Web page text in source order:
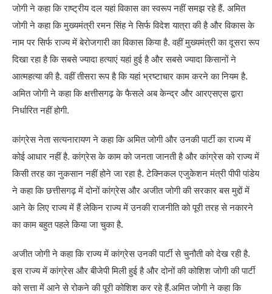
जोगी ने कहा कि राष्ट्रीय दल यहां विकास का स्वरूप नहीं समझ रहे हैं. अमित
जोगी ने कहा कि मुख्यमंत्री रमन सिंह ने सिर्फ विदेश यात्रा की है और विकास के
नाम पर सिर्फ राज्य में बेरोजगारी का विकास किया है. वहीं मुख्यमंत्री का दूसरा रूप
दिखा रहा है कि सबसे ज्यादा हत्याएं यहां हुई है और सबसे ज्यादा किसानों ने
आत्महत्या की है. वहीं तीसरा रूप है कि यहां भ्रष्टाचार काम करने का नियम है.
अमित जोगी ने कहा कि क्षत्तीसगढ़ के फैसले अब केन्द्र और आरएसएस द्वारा
निर्धारित नहीं होगी.
कांग्रेस नेता सत्यनारायण ने कहा कि अमित जोगी और उनकी पार्टी का राज्य में
कोई आधार नहीं है. कांग्रेस के काम को जनता जानती है और कांग्रेस को राज्य में
किसी तरह का नुकसान नहीं होने जा रहा है. टेक्निकल एजुकेशन मंत्री पीपी पांडेय
ने कहा कि छत्तीसगढ़ में दोनों कांग्रेस और अजीत जोगी की सरकार बस मुद्दों में
आने के लिए राज्य में हैं लेकिन राज्य में उनकी राजनीति को पूरी तरह से नकारने
का काम बहुत पहले किया जा चुका है.
अजीत जोगी ने कहा कि राज्य में कांग्रेस उनकी पार्टी से चुनौती को देख रही है.
इस राज्य में कांग्रेस और बीजेपी मिली हुई है और दोनों की कोशिश जोगी की पार्टी
को सत्ता में आने से रोकने की पूरी कोशिश कर रहे हैं.अमित जोगी ने कहा कि